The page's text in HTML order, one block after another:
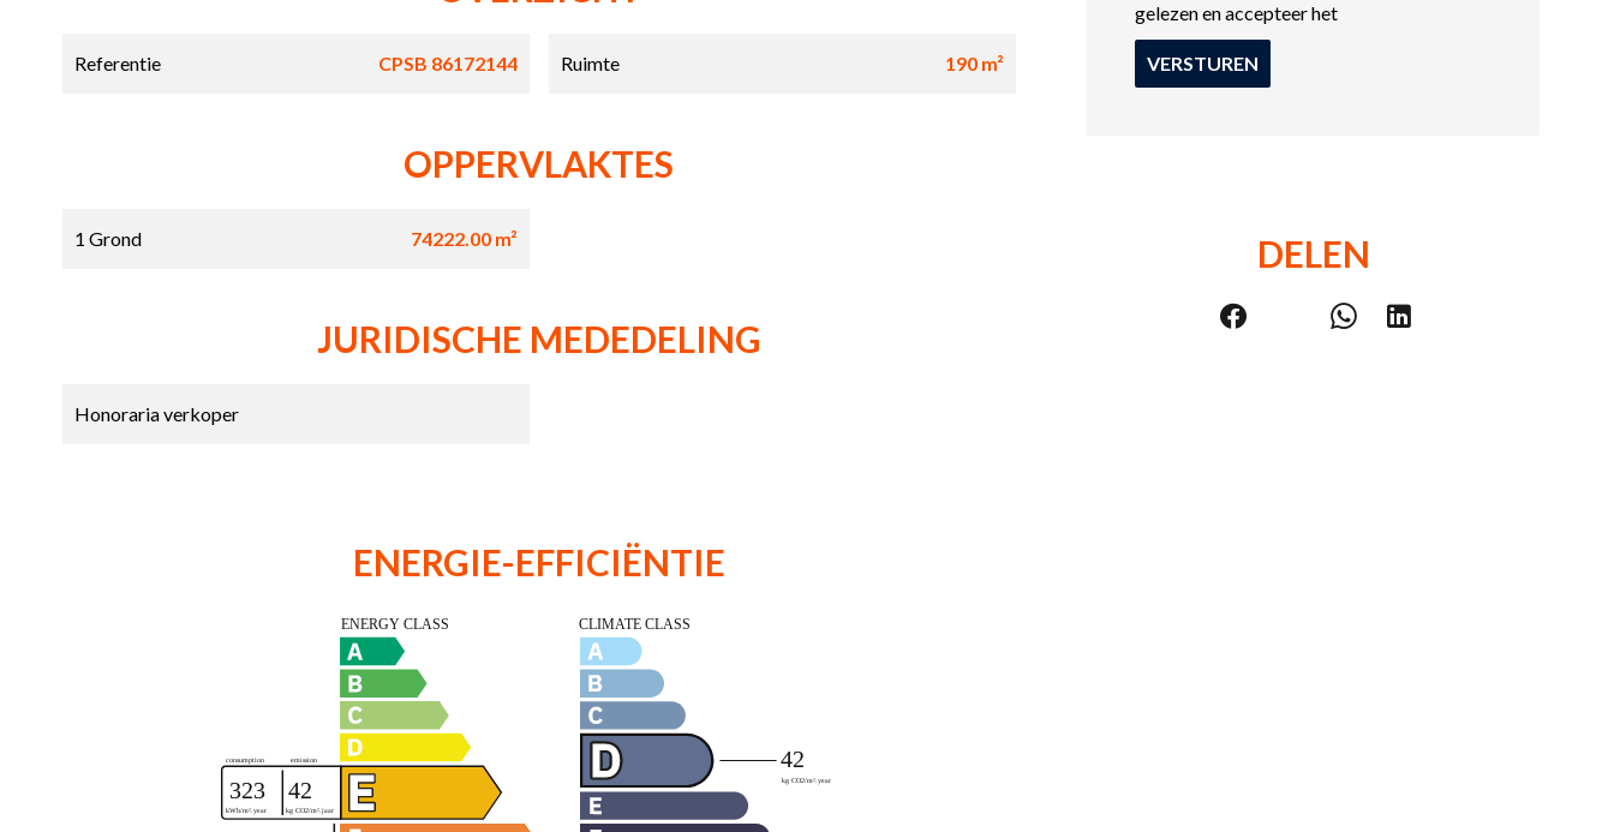
Referentie CPSB 86172144 Ruimte 190 m²
OPPERVLAKTES
1 Grond 74222.00 m²
JURIDISCHE MEDEDELING
Honoraria verkoper
ENERGIE-EFFICIËNTIE
gelezen en accepteer het
VERSTUREN
DELEN